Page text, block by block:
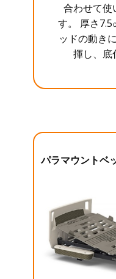
合わせて使
す。 厚さ
ッドの動き
揮し、底
パラマウントベ